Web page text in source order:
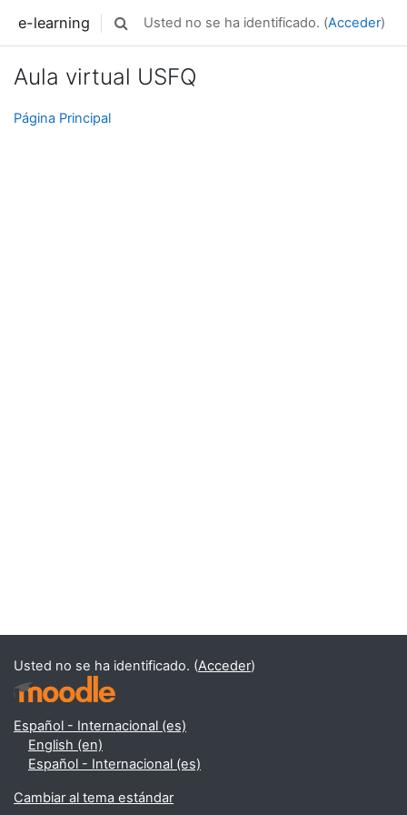
e-learning Selector de búsqueda de entrada
Usted no se ha identificado. (Acceder)
Aula virtual USFQ
Página Principal
Usted no se ha identificado. (Acceder)
Español - Internacional ‎(es)‎
English ‎(en)‎
Español - Internacional ‎(es)‎
Cambiar al tema estándar